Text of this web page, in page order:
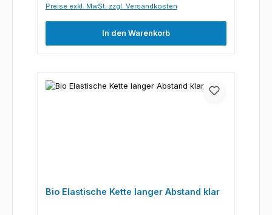
Preise exkl. MwSt. zzgl. Versandkosten
In den Warenkorb
Bio Elastische Kette langer Abstand klar